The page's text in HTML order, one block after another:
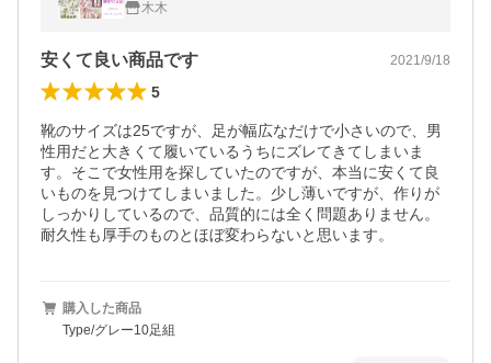
木木
安くて良い商品です 2021/9/18
5
靴のサイズは25ですが、足が幅広なだけで小さいので、男
性用だと大きくて履いているうちにズレてきてしまいま
す。そこで女性用を探していたのですが、本当に安くて良
いものを見つけてしまいました。少し薄いですが、作りが
しっかりしているので、品質的には全く問題ありません。
耐久性も厚手のものとほぼ変わらないと思います。
購入した商品
Type/グレー10足組